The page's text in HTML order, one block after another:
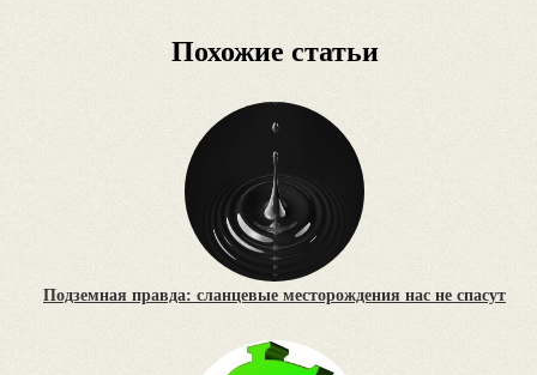
Похожие статьи
Подземная правда: сланцевые месторождения нас не спасут